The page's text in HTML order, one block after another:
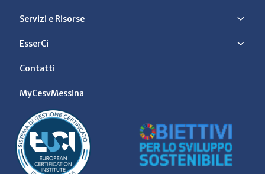
Servizi e Risorse
EsserCi
Contatti
MyCesvMessina